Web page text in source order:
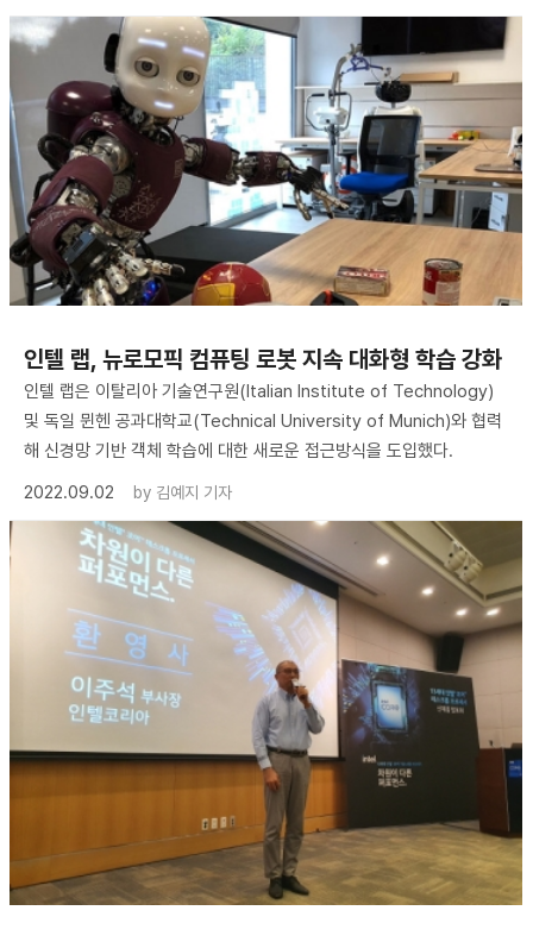
인텔 랩, 뉴로모픽 컴퓨팅 로봇 지속 대화형 학습 강화
인텔 랩은 이탈리아 기술연구원(Italian Institute of Technology)
및 독일 뮌헨 공과대학교(Technical University of Munich)와 협력
해 신경망 기반 객체 학습에 대한 새로운 접근방식을 도입했다.
2022.09.02
by 김예지 기자